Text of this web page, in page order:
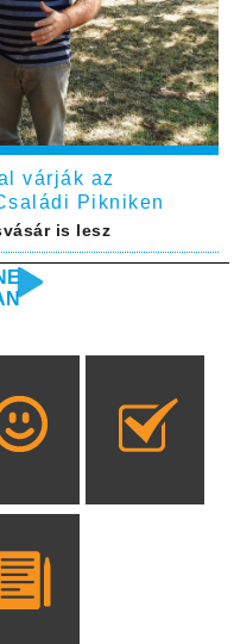
várják az
Pikniken
is lesz